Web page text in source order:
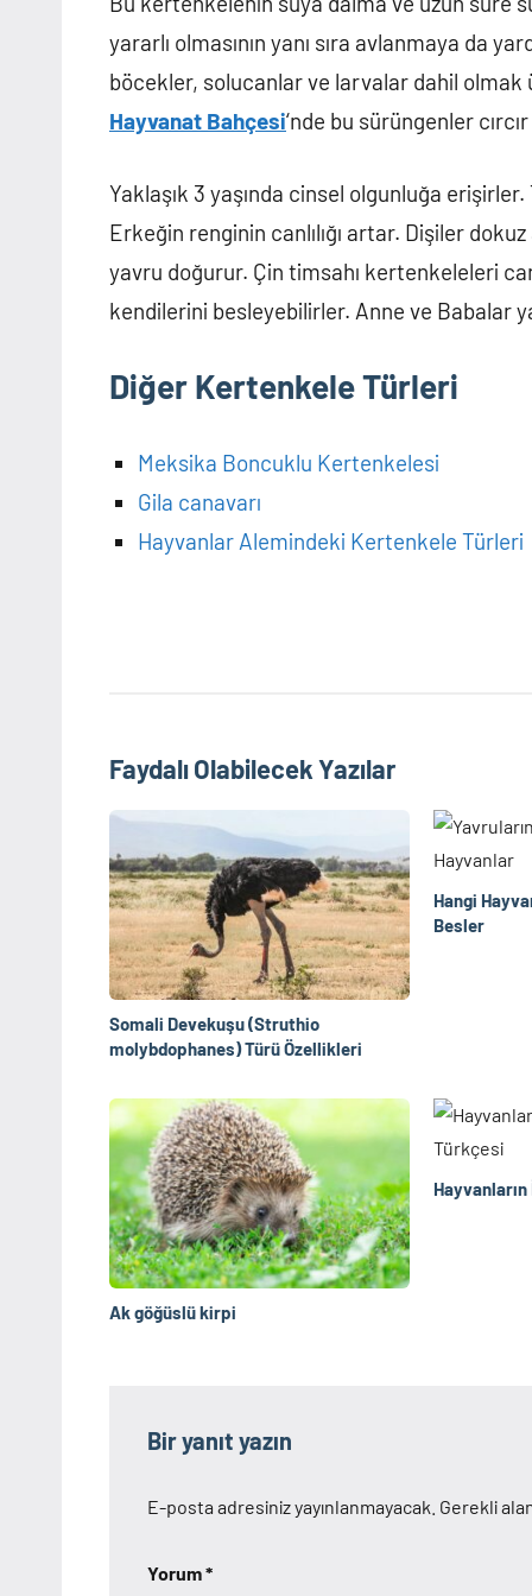
yararlı olmasının yanı sıra avlanmaya da
böcekler, solucanlar ve larvalar dahil olmak
Hayvanat Bahçesi‘nde bu sürüngenler
Yaklaşık 3 yaşında cinsel olgunluğa
Erkeğin renginin canlılığı artar. Dişiler
yavru doğurur. Çin timsahı kertenkeleleri
kendilerini besleyebilirler. Anne ve Babalar
Diğer Kertenkele Türleri
Meksika Boncuklu Kertenkelesi
Gila canavarı
Hayvanlar Alemindeki Kertenkele Türleri
Faydalı Olabilecek Yazılar
Somali Devekuşu (Struthio
molybdophanes) Türü Özellikleri
Hangi
Besler
Ak göğüslü kirpi
Bir yanıt yazın
E-posta adresiniz yayınlanmayacak. Gerekli
Yorum*